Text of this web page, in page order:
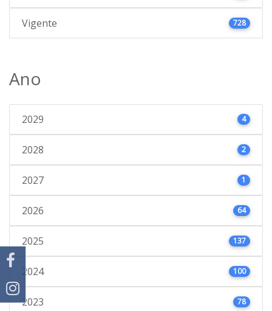
Vigente 728
Ano
2029 4
2028 2
2027 1
2026 64
2025 137
2024 100
2023 78